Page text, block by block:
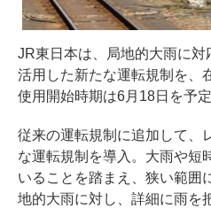
JR東日本は、局地的大雨に
活用した新たな運転規制を、
使用開始時期は6月18日を予定
従来の運転規制に追加して、
な運転規制を導入。大雨や短
いることを踏まえ、狭い範囲
地的大雨に対し、詳細に雨を